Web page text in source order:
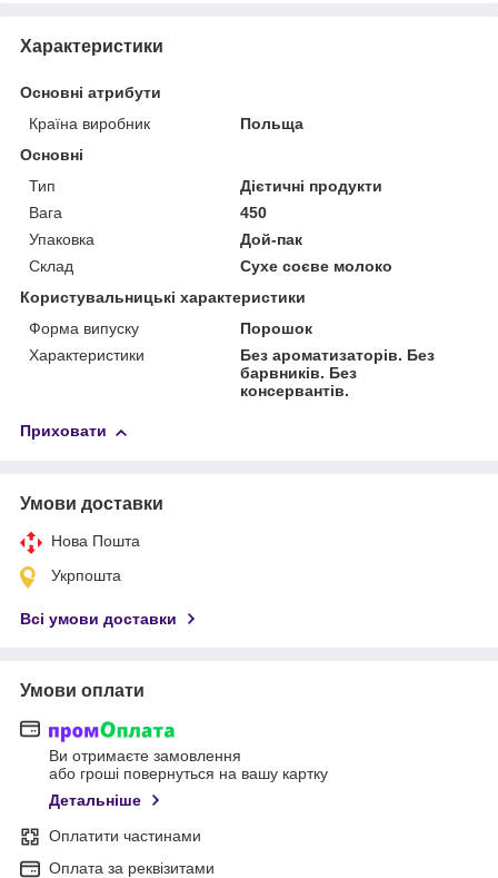
Характеристики
Основні атрибути
Країна виробник
Польща
Основні
Тип
Дієтичні продукти
Вага
450
Упаковка
Дой-пак
Склад
Сухе соєве молоко
Користувальницькі характеристики
Форма випуску
Порошок
Характеристики
Без ароматизаторів. Без
барвників. Без
консервантів.
Приховати
Умови доставки
Нова Пошта
Укрпошта
Всі умови доставки
Умови оплати
Ви отримаєте замовлення
або гроші повернуться на вашу картку
Детальніше
Оплатити частинами
Оплата за реквізитами